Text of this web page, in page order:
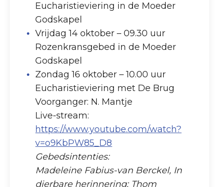
Eucharistieviering in de Moeder
Godskapel
Vrijdag 14 oktober – 09.30 uur
Rozenkransgebed in de Moeder
Godskapel
Zondag 16 oktober – 10.00 uur
Eucharistieviering met De Brug
Voorganger: N. Mantje
Live-stream:
https://www.youtube.com/watch?
v=o9KbPW85_D8
Gebedsintenties:
Madeleine Fabius-van Berckel, In
dierbare herinnering: Thom